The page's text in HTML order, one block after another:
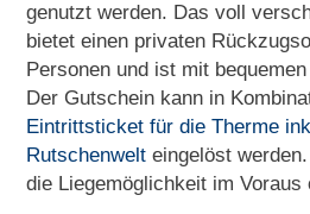
genutzt werden. Das voll
bietet einen privaten
Personen und ist mit
Der Gutschein kann in
Eintrittsticket für die Therme
Rutschenwelt eingelöst
die Liegemöglichkeit im Voraus